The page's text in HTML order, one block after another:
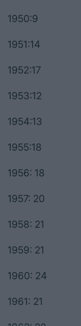
1950:9
1951:14
1952:17
1953:12
1954:13
1955:18
1956: 18
1957: 20
1958: 21
1959: 21
1960: 24
1961: 21